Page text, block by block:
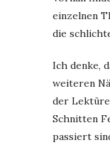
einzelnen
die
Ich denke,
weiteren
der
Schnitten
passiert